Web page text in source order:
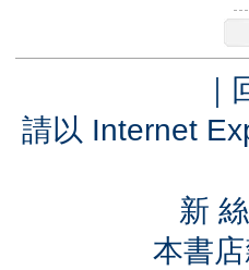
｜
請以 Internet
新
本書